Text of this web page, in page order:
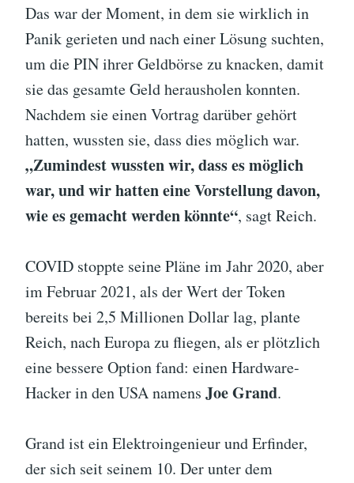
Das war der Moment, in dem sie wirklich in
Panik gerieten und nach einer Lösung suchten,
um die PIN ihrer Geldbörse zu knacken, damit
sie das gesamte Geld herausholen konnten.
Nachdem sie einen Vortrag darüber gehört
hatten, wussten sie, dass dies möglich war.
„Zumindest wussten wir, dass es möglich
war, und wir hatten eine Vorstellung davon,
wie es gemacht werden könnte“, sagt Reich.
COVID stoppte seine Pläne im Jahr 2020, aber
im Februar 2021, als der Wert der Token
bereits bei 2,5 Millionen Dollar lag, plante
Reich, nach Europa zu fliegen, als er plötzlich
eine bessere Option fand: einen Hardware-
Hacker in den USA namens Joe Grand.
Grand ist ein Elektroingenieur und Erfinder,
der sich seit seinem 10. Der unter dem